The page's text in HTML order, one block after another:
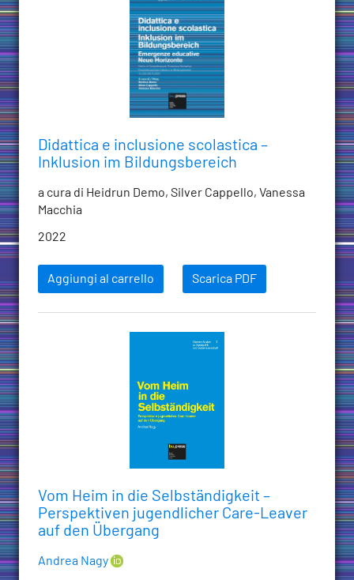
Didattica e inclusione scolastica –
Inklusion im Bildungsbereich
a cura di Heidrun Demo, Silver Cappello, Vanessa
Macchia
2022
Aggiungi al carrello Scarica PDF
Vom Heim in die Selbständigkeit –
Perspektiven jugendlicher Care-Leaver
auf den Übergang
Andrea Nagy